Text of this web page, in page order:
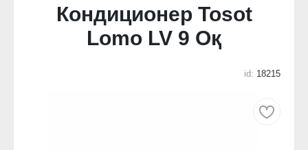
Кондиционер Tosot
Lomo LV 9 Оқ
id: 18215